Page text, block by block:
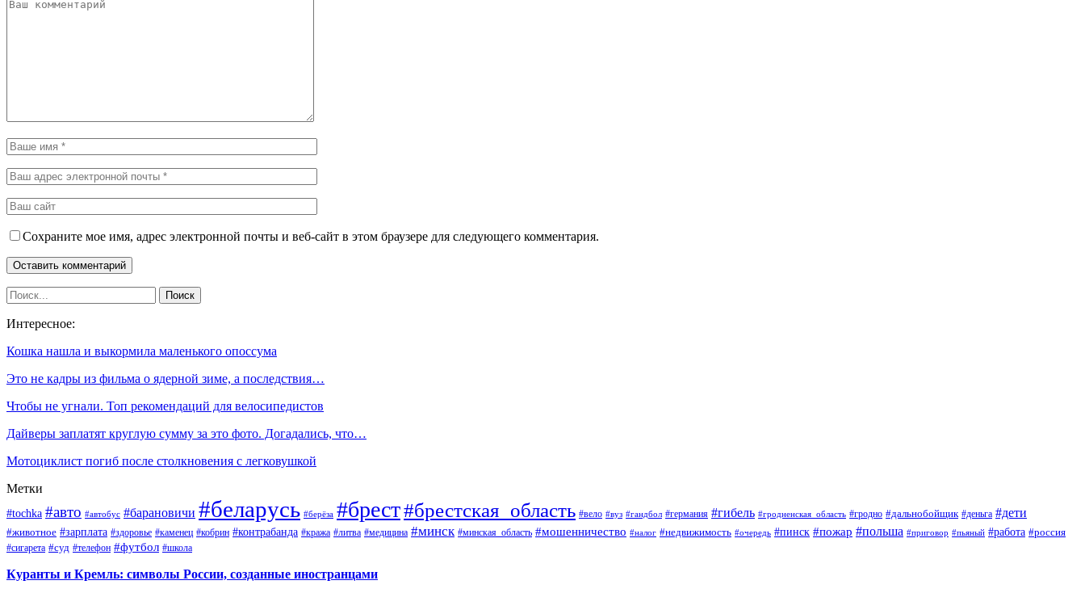
Сохраните мое имя, адрес электронной почты и веб-сайт в этом браузере для следующего комментария.
Интересное:
Кошка нашла и выкормила маленького опоссума
Это не кадры из фильма о ядерной зиме, а последствия…
Чтобы не угнали. Топ рекомендаций для велосипедистов
Дайверы заплатят круглую сумму за это фото. Догадались, что…
Мотоциклист погиб после столкновения с легковушкой
Метки
#tochka #авто #автобус #барановичи #беларусь #берёза #брест#брестская_область #вело #вуз #гандбол #германия #гибель #гродненская_область #гродно #дальнобойщик #деньга #дети
#животное #зарплата #здоровье #каменец #кобрин #контрабанда #кража #литва #медицина #минск #минская_область #мошенничество #налог #недвижимость #очередь #пинск #пожар #польша #приговор #пьяный #работа #россия
#сигарета #суд #телефон #футбол #школа
Куранты и Кремль: символы России, созданные иностранцами